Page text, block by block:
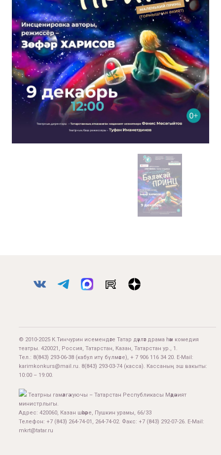
© 2010-2025 К.Тинчурин исемендәге Татар дәүләт драма һәм комедия
театры. 420021, Россия, Татарстан, Казан, Татарстан ур., 1.
Тел.: 8(843) 293-06-38 (кабул итү бүлмәсе), + 7 906 116 34 20. E-Mail:
karimkonkurs@mail.ru. 8(843) 293-03-74 (касса). Кассаның эш вакыты:
10:00 – 19:00.
Театрны гамәлгә куючы – Татарстан Республикасы Мәдәният
министрлыгы.
Адрес: 420060, Казан шәһәре, Пушкин урамы, 66/33
Телефон: +7 (843) 264-74-01, 264-74-02. Факс: +7 (843) 292-07-26. E-Mail:
mkrt@tatar.ru